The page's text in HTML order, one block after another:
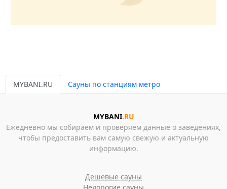
MYBANI.RU Сауны по станциям метро
MYBANI.RU
Ежедневно мы собираем и проверяем данные о заведениях,
чтобы предоставить вам самую свежую и актуальную
информацию.
Дешевые сауны
Недорогие сауны